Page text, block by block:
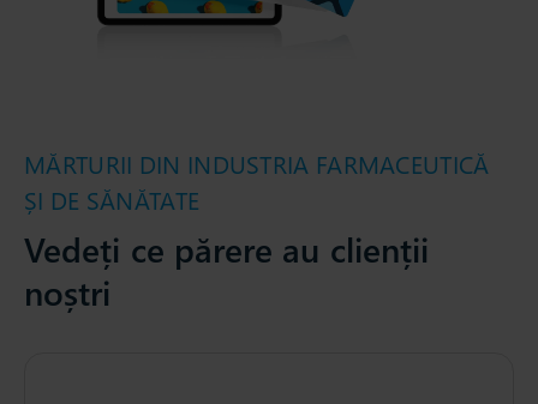
MĂRTURII DIN INDUSTRIA FARMACEUTICĂ
ȘI DE SĂNĂTATE
Vedeți ce părere au clienții
noștri